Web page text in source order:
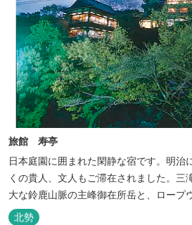
旅館 寿亭
日本庭園に囲まれた閑静な宿です。明治
くの貴人、文人もご滞在されました。三
大な鈴鹿山脈の主峰御在所岳と、ロープ
お入りいただく露天風呂は気持ちがいいです。 また、庭園
北勢